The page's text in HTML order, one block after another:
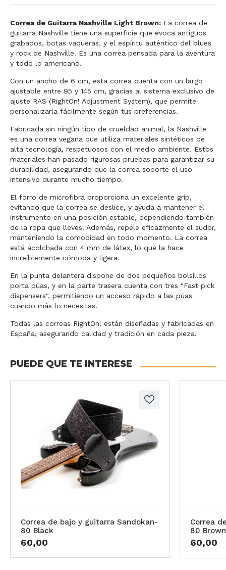
Correa de Guitarra Nashville Light Brown: La correa de
guitarra Nashville tiene una superficie que evoca antiguos
grabados, botas vaqueras, y el espíritu auténtico del blues
y rock de Nashville. Es una correa pensada para la aventura
y todo lo americano.
Con un ancho de 6 cm, esta correa cuenta con un largo
ajustable entre 95 y 145 cm, gracias al sistema exclusivo de
ajuste RAS (RightOn! Adjustment System), que permite
personalizarla fácilmente según tus preferencias.
Fabricada sin ningún tipo de crueldad animal, la Nashville
es una correa vegana que utiliza materiales sintéticos de
alta tecnología, respetuosos con el medio ambiente. Estos
materiales han pasado rigurosas pruebas para garantizar su
durabilidad, asegurando que la correa soporte el uso
intensivo durante mucho tiempo.
El forro de microfibra proporciona un excelente grip,
evitando que la correa se deslice, y ayuda a mantener el
instrumento en una posición estable, dependiendo también
de la ropa que lleves. Además, repele eficazmente el sudor,
manteniendo la comodidad en todo momento. La correa
está acolchada con 4 mm de látex, lo que la hace
increíblemente cómoda y ligera.
En la punta delantera dispone de dos pequeños bolsillos
porta púas, y en la parte trasera cuenta con tres "Fast pick
dispensers", permitiendo un acceso rápido a las púas
cuando más lo necesitas.
Todas las correas RightOn! están diseñadas y fabricadas en
España, asegurando calidad y tradición en cada pieza.
PUEDE QUE TE INTERESE
Correa de bajo y guitarra Sandokan-
80 Black
60,00
Correa
80 Brown
60,00